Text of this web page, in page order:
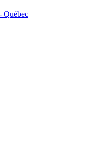
Québec